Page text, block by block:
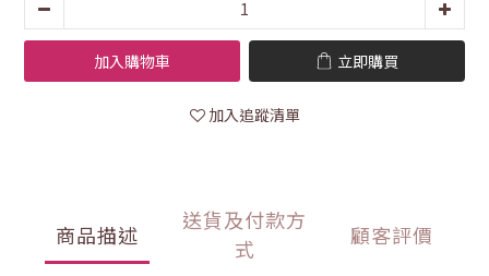
加入購物車 立即購買
加入追蹤清單
商品描述
送貨及付款方
式
顧客評價